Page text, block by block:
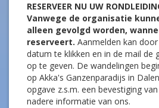
RESERVEER NU UW
Vanwege de organisatie
alleen gevolgd worden,
reserveert. Aanmelden kan
datum te klikken en in de mail de
op te geven. De wandelingen
op Akka's Ganzenparadijs in
opgave z.s.m. een bevestiging
nadere informatie van ons.